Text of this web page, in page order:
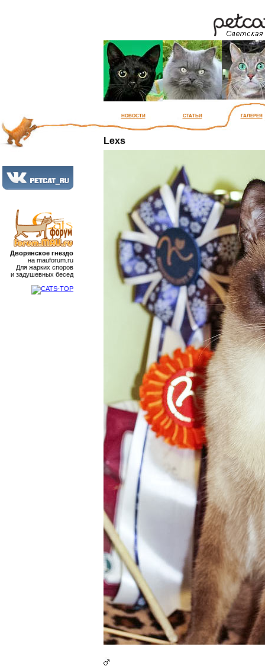
Дворянское гнездо
на mauforum.ru
Для жарких споров
и задушевных бесед
новости статьи галерея
Lexs